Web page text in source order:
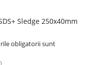
Sledge 250x40mm
obligatorii sunt